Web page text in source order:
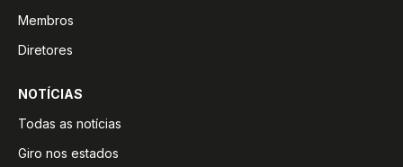
Membros
Diretores
NOTÍCIAS
Todas as notícias
Giro nos estados